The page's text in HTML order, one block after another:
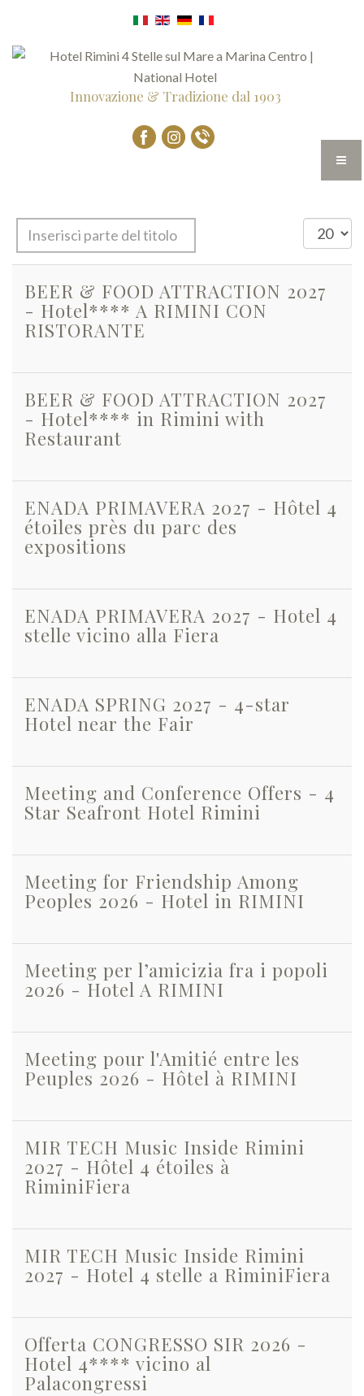
Innovazione & Tradizione dal 1903
Inserisci
parte
del
titolo
Visualizza
n.
BEER & FOOD ATTRACTION 2027
- Hotel**** A RIMINI CON
RISTORANTE
BEER & FOOD ATTRACTION 2027
- Hotel**** in Rimini with
Restaurant
ENADA PRIMAVERA 2027 - Hôtel 4
étoiles près du parc des
expositions
ENADA PRIMAVERA 2027 - Hotel 4
stelle vicino alla Fiera
ENADA SPRING 2027 - 4-star
Hotel near the Fair
Meeting and Conference Offers - 4
Star Seafront Hotel Rimini
Meeting for Friendship Among
Peoples 2026 - Hotel in RIMINI
Meeting per l’amicizia fra i popoli
2026 - Hotel A RIMINI
Meeting pour l'Amitié entre les
Peuples 2026 - Hôtel à RIMINI
MIR TECH Music Inside Rimini
2027 - Hôtel 4 étoiles à
RiminiFiera
MIR TECH Music Inside Rimini
2027 - Hotel 4 stelle a RiminiFiera
Offerta CONGRESSO SIR 2026 -
Hotel 4**** vicino al
Palacongressi